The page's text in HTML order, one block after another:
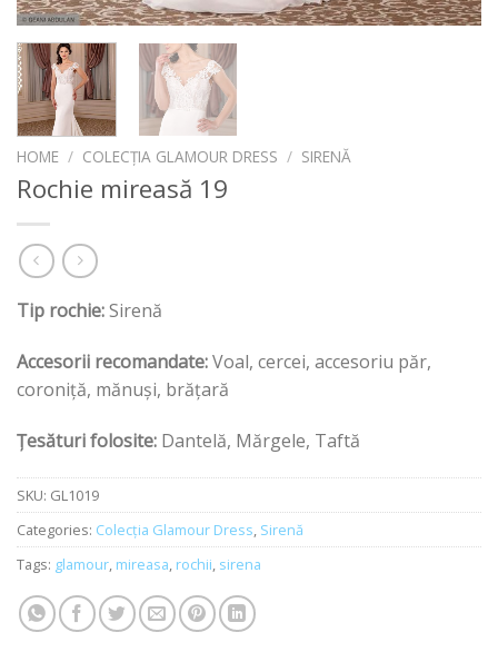
HOME / COLECȚIA GLAMOUR DRESS / SIRENĂ
Rochie mireasă 19
Tip rochie:Sirenă
Accesorii recomandate:Voal, cercei, accesoriu păr,
coroniță, mănuși, brățară
Țesături folosite: Dantelă, Mărgele, Taftă
SKU: GL1019
Categories: Colecția Glamour Dress, Sirenă
Tags: glamour, mireasa, rochii, sirena